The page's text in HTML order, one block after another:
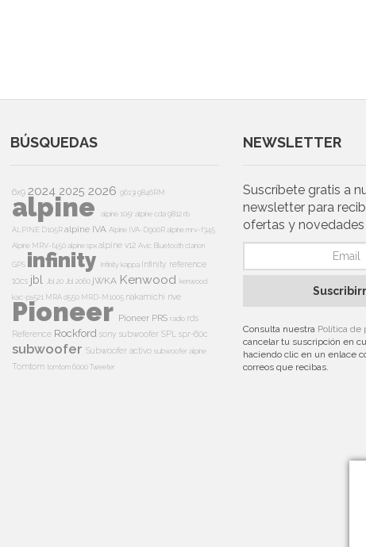
BÚSQUEDAS
6x9 2024 2025 2026 9613i9846RM
alpine alpine 105r alpine cda 9812 rb
ALPINE D105Ralpine IVA Alpine IVA-D900Ralpine mrv-f345
Alpine MRV-f450alpine spxalpine v12 Avic Bluetoothclarion
GPS infinity Infinity kappa Infinity reference
10cs jbl Jbl 20 Jbl 2060 jWKA Kenwood kenwood
kac-ps521 MRA d550 MRD-M1005 nakamichi nve
Pioneer Pioneer PRS radio rds
Reference Rockford sony subwoofer SPL spr-60c
subwoofer Subwoofer activo subwoofer alpine
Tomtom tomtom 6000Tweeter
NEWSLETTER
Suscríbete gratis a
newsletter para
ofertas y
Consulta nuestra Política de
cancelar tu suscripción en
haciendo clic en un enlace
correos que recibas.